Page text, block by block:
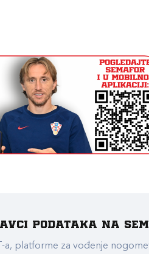
podataka na
platforme za vođenje